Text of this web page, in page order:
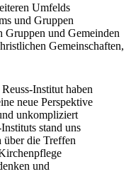
Umfelds
und Gruppen
Gruppen und Gemeinden
Gemeinschaften,
Institut haben
neue Perspektive
unkompliziert
stand uns
über die Treffen
und